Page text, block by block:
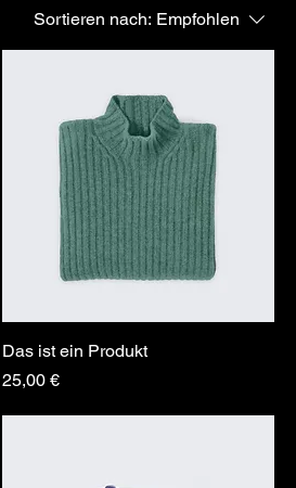
Sortieren nach: Empfohlen
Das ist ein Produkt
Preis
25,00 €